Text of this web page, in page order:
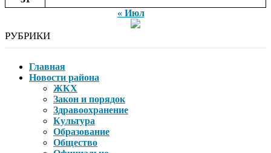
« Июл
РУБРИКИ
Главная
Новости района
ЖКХ
Закон и порядок
Здравоохранение
Культура
Образование
Общество